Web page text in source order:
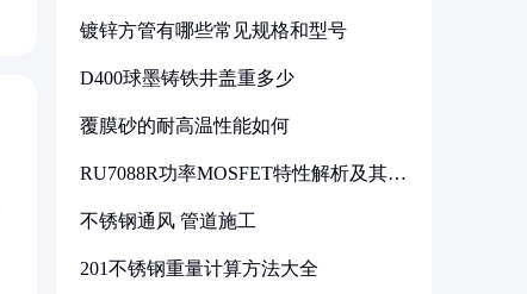
镀锌方管有哪些常见规格和型号
D400球墨铸铁井盖重多少
覆膜砂的耐高温性能如何
RU7088R功率MOSFET特性解析及其在
不锈钢通风 管道施工
201不锈钢重量计算方法大全